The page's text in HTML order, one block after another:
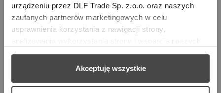
urządzeniu przez DLF Trade Sp. z.o.o. oraz naszych
zaufanych partnerów marketingowych w celu
usprawnienia korzystania z nawigacji strony,
działań marketingowych. Możesz też zarządzać nimi
samodzielnie poprzez wybranie opcji „Ustawienia
prywatności. W związku z korzystaniem z cookies w
Akceptuję wszystkie